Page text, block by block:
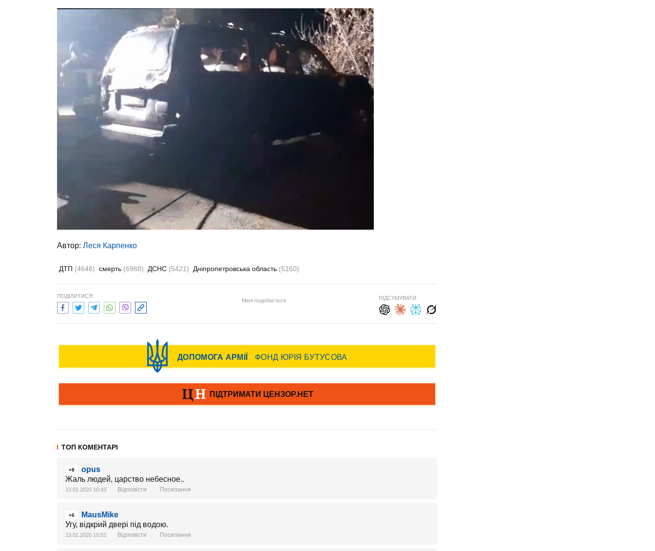
Автор: Леся Карпенко
ДТП (4648) смерть (6988) ДСНС (5421) Дніпропетровська область (5160)
ПОДІЛИТИСЯ:
Мені подобається ПІДСУМУВАТИ:
ТОП КОМЕНТАРІ
+8
opus
Жаль людей, царство небесное..
13.01.2020 10:43 Відповісти Посилання
+6
MausMike
Угу, відкрий двері під водою.
13.01.2020 10:52 Відповісти Посилання